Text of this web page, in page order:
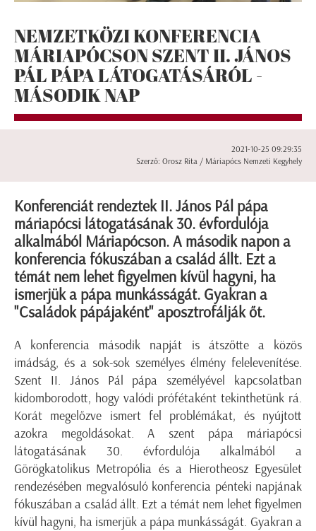
NEMZETKÖZI KONFERENCIA
MÁRIAPÓCSON SZENT II. JÁNOS
PÁL PÁPA LÁTOGATÁSÁRÓL -
MÁSODIK NAP
2021-10-25 09:29:35
Szerző: Orosz Rita / Máriapócs Nemzeti Kegyhely
Konferenciát rendeztek II. János Pál pápa
máriapócsi látogatásának 30. évfordulója
alkalmából Máriapócson. A második napon a
konferencia fókuszában a család állt. Ezt a
témát nem lehet figyelmen kívül hagyni, ha
ismerjük a pápa munkásságát. Gyakran a
"Családok pápájaként" aposztrofálják őt.
A konferencia második napját is átszőtte a közös
imádság, és a sok-sok személyes élmény felelevenítése.
Szent II. János Pál pápa személyével kapcsolatban
kidomborodott, hogy valódi prófétaként tekinthetünk rá.
Korát megelőzve ismert fel problémákat, és nyújtott
azokra megoldásokat. A szent pápa máriapócsi
látogatásának 30. évfordulója alkalmából a
Görögkatolikus Metropólia és a Hierotheosz Egyesület
rendezésében megvalósuló konferencia pénteki napjának
fókuszában a család állt. Ezt a témát nem lehet figyelmen
kívül hagyni, ha ismerjük a pápa munkásságát. Gyakran a